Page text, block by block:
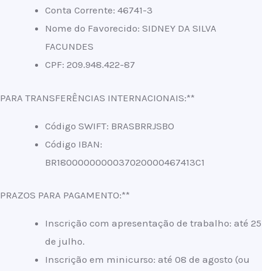
Conta Corrente: 46741-3
Nome do Favorecido: SIDNEY DA SILVA
FACUNDES
CPF: 209.948.422-87
PARA TRANSFERÊNCIAS INTERNACIONAIS:**
Código SWIFT: BRASBRRJSBO
Código IBAN:
BR1800000000037020000467413C1
PRAZOS PARA PAGAMENTO:**
Inscrição com apresentação de trabalho: até 25
de julho.
Inscrição em minicurso: até 08 de agosto (ou